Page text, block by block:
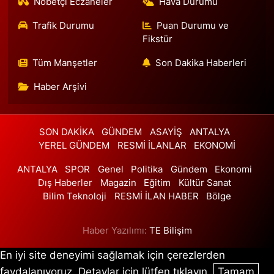
0 (212) 302 28 13 Yol Tarifi Al
0 (212) 585 35 86 Yol Tarifi Al
Nene Hatun Mahallesi Rahman Sokak 16 A ÇARDAK TEPE ONUR
MARKETİN ARKA SOKAĞI (IŞIKLARDAN SAĞA TEKRAR İLK SAĞA
DÖNÜLECEK), İSKİ YOLU ÜZERİ
Ihlamur Eczanesi
Mimar Sinan Mahallesi Mimar Sinan Caddesi No:85 1A Doğa Park
Trafik Durumu
Puan Durumu ve
Fikstür
Tüm Manşetler Son Dakika Haberleri
Haber Arşivi
SON DAKİKA GÜNDEM ASAYİŞ
ANTALYA
YEREL GÜNDEM
RESMİ İLANLAR EKONOMİ
ANTALYA SPOR Genel Politika Gündem
Ekonomi
Dış Haberler
Magazin Eğitim
Kültür Sanat
Bilim Teknoloji
RESMİ İLAN HABER Bölge
Haber Yazılımı: TE Bilişim
En iyi site deneyimi sağlamak için çerezlerden
faydalanıyoruz. Detaylar için lütfen tıklayın.
Tamam